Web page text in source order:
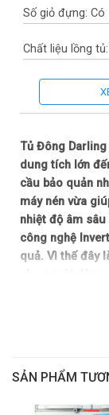
Số giỏ đựng: Có
Chất liệu lồng
Điều chỉnh
Thông số kỹ
Dòng điện:
Loại gas: R134a
Nhiệt độ ngăn
Kích thước:
Tiện ích:
– Công nghệ
Tủ Đông Darling
dung tích lớn
cầu bảo quản
máy nén vừa
nhiệt độ âm
công nghệ
quả. Vì thế đây
Tủ Đông
Kiểu dáng hài
1 ngăn đông
SẢN PHẨM